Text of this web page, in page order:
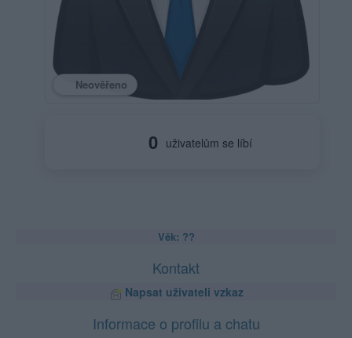
Neověřeno
0 uživatelům se líbí
Věk: ??
Kontakt
Napsat uživateli vzkaz
Informace o profilu a chatu